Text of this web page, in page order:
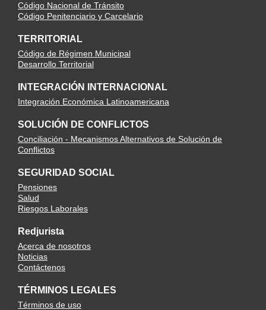
Código Nacional de Tránsito
Código Penitenciario y Carcelario
TERRITORIAL
Código de Régimen Municipal
Desarrollo Territorial
INTEGRACIÓN INTERNACIONAL
Integración Económica Latinoamericana
SOLUCIÓN DE CONFLICTOS
Conciliación - Mecanismos Alternativos de Solución de
Conflictos
SEGURIDAD SOCIAL
Pensiones
Salud
Riesgos Laborales
Redjurista
Acerca de nosotros
Noticias
Contáctenos
TÉRMINOS LEGALES
Términos de uso